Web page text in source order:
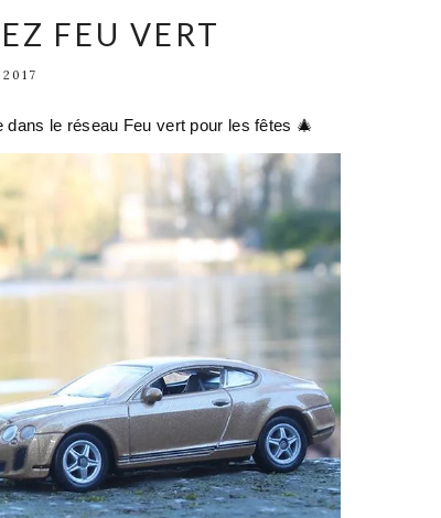
FEU VERT
le réseau Feu vert pour les fêtes 🎄